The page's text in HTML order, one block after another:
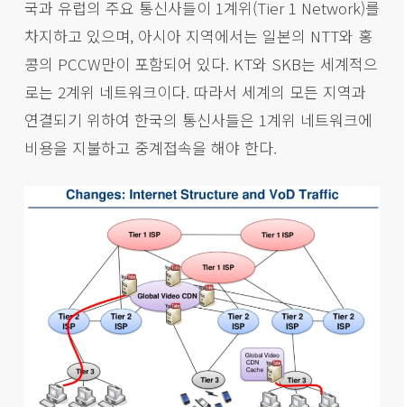
국과 유럽의 주요 통신사들이 1계위(Tier 1 Network)를
차지하고 있으며, 아시아 지역에서는 일본의 NTT와 홍
콩의 PCCW만이 포함되어 있다. KT와 SKB는 세계적으
로는 2계위 네트워크이다. 따라서 세계의 모든 지역과
연결되기 위하여 한국의 통신사들은 1계위 네트워크에
비용을 지불하고 중계접속을 해야 한다.